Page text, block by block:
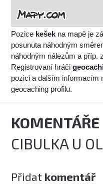
Pozice kešek na mapě je
posunuta náhodným
náhodným nálezům a příp.
Registrovaní hráči
pozici a dalším informacím
geocaching profilu.
KOMENTÁŘE
CIBULKA U
Přidat komentář